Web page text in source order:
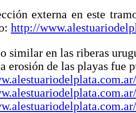
externa en este
http://
similar en las riberas
erosión de las playas fue